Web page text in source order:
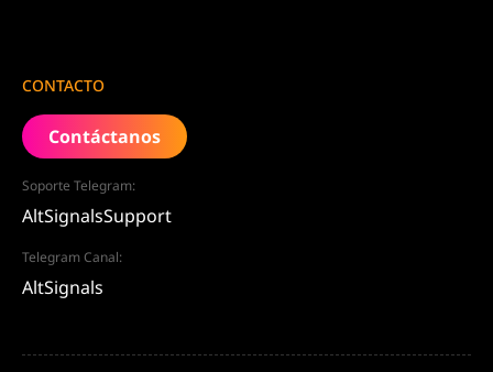
CONTACTO
Contáctanos
Soporte Telegram:
AltSignalsSupport
Telegram Canal:
AltSignals